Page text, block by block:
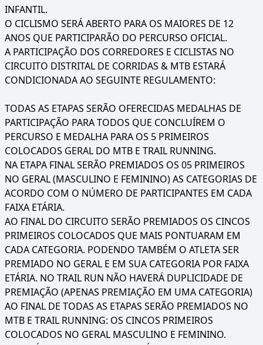
INFANTIL.
O CICLISMO SERÁ ABERTO PARA OS MAIORES DE 12
ANOS QUE PARTICIPARÃO DO PERCURSO OFICIAL.
A PARTICIPAÇÃO DOS CORREDORES E CICLISTAS NO
CIRCUITO DISTRITAL DE CORRIDAS & MTB ESTARÁ
CONDICIONADA AO SEGUINTE REGULAMENTO:
TODAS AS ETAPAS SERÃO OFERECIDAS MEDALHAS DE
PARTICIPAÇÃO PARA TODOS QUE CONCLUÍREM O
PERCURSO E MEDALHA PARA OS 5 PRIMEIROS
COLOCADOS GERAL DO MTB E TRAIL RUNNING.
NA ETAPA FINAL SERÃO PREMIADOS OS 05 PRIMEIROS
NO GERAL (MASCULINO E FEMININO) AS CATEGORIAS DE
ACORDO COM O NÚMERO DE PARTICIPANTES EM CADA
FAIXA ETÁRIA.
AO FINAL DO CIRCUITO SERÃO PREMIADOS OS CINCOS
PRIMEIROS COLOCADOS QUE MAIS PONTUARAM EM
CADA CATEGORIA. PODENDO TAMBÉM O ATLETA SER
PREMIADO NO GERAL E EM SUA CATEGORIA POR FAIXA
ETÁRIA. NO TRAIL RUN NÃO HAVERÁ DUPLICIDADE DE
PREMIAÇÃO (APENAS PREMIAÇÃO EM UMA CATEGORIA)
AO FINAL DE TODAS AS ETAPAS SERÃO PREMIADOS NO
MTB E TRAIL RUNNING: OS CINCOS PRIMEIROS
COLOCADOS NO GERAL MASCULINO E FEMININO.